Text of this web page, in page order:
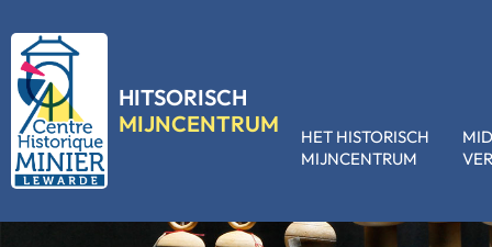
HITSORISCH
MIJNCENTRUM
HET HISTORISCH
MIJNCENTRUM